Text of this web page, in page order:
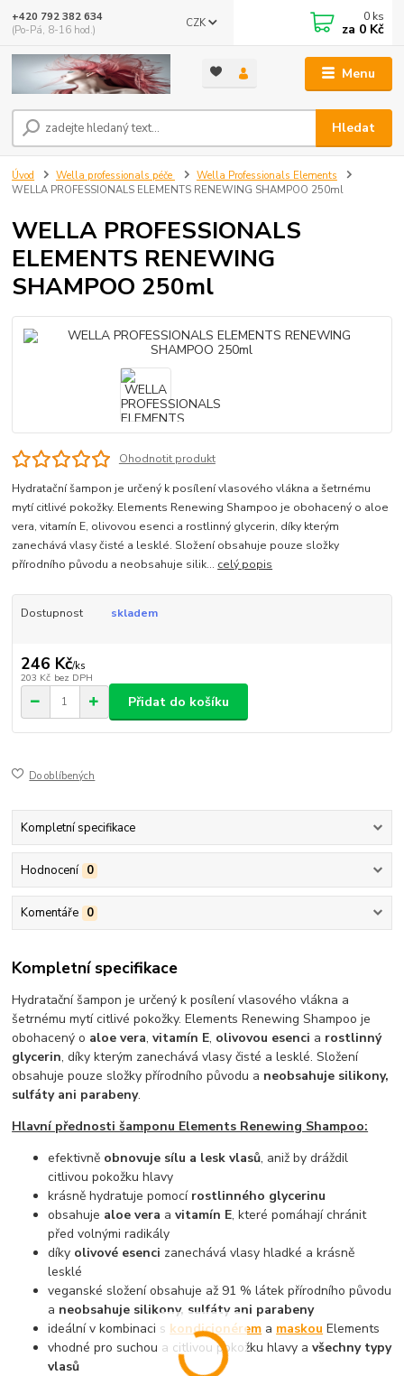
Menu
CZK
Hledat
+420 792 382 634
(Po-Pá, 8-16 hod.)
0 ks
za 0 Kč
Úvod Wella professionals péče
Wella Professionals Elements
WELLA PROFESSIONALS ELEMENTS RENEWING SHAMPOO 250ml
WELLA PROFESSIONALS
ELEMENTS RENEWING
SHAMPOO 250ml
Ohodnotit produkt
Hydratační šampon je určený k posílení vlasového vlákna a šetrnému
mytí citlivé pokožky. Elements Renewing Shampoo je obohacený o aloe
vera, vitamín E, olivovou esenci a rostlinný glycerin, díky kterým
zanechává vlasy čisté a lesklé. Složení obsahuje pouze složky
přírodního původu a neobsahuje silik... celý popis
Dostupnost skladem
246 Kč/ks
203 Kč bez DPH
Přidat do košíku
Do oblíbených
Kompletní specifikace
Hodnocení 0
Komentáře 0
Kompletní specifikace
Hydratační šampon je určený k posílení vlasového vlákna a
šetrnému mytí citlivé pokožky. Elements Renewing Shampoo je
obohacený o aloe vera,vitamín E, olivovou esenci a rostlinný
glycerin, díky kterým zanechává vlasy čisté a lesklé. Složení
obsahuje pouze složky přírodního původu a neobsahuje silikony,
sulfáty ani parabeny.
Hlavní přednosti šamponu Elements Renewing Shampoo:
efektivně obnovuje sílu a lesk vlasů, aniž by dráždil
citlivou pokožku hlavy
krásně hydratuje pomocí rostlinného glycerinu
obsahuje aloe vera avitamín E, které pomáhají chránit
před volnými radikály
díky olivové esenci zanechává vlasy hladké a krásně
lesklé
veganské složení obsahuje až 91 % látek přírodního původu
a neobsahuje silikony, sulfáty ani parabeny
ideální v kombinaci s kondicionérem a maskou Elements
vhodné pro suchou a citlivou pokožku hlavy avšechny typy
vlasů